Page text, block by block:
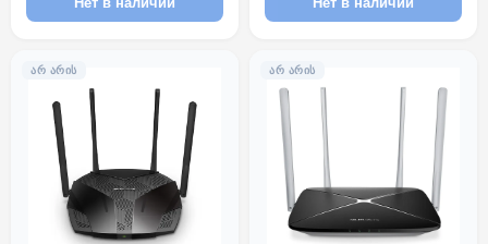
ᲐᲠ ᲐᲠᲘᲡ ᲐᲠ ᲐᲠᲘᲡ